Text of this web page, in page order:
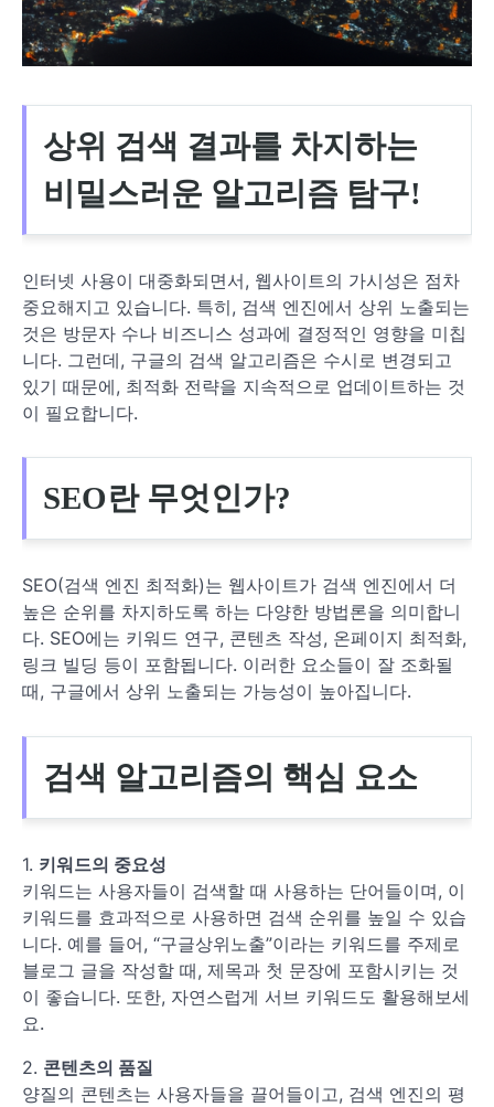
상위 검색 결과를 차지하는
비밀스러운 알고리즘 탐구!
인터넷 사용이 대중화되면서, 웹사이트의 가시성은 점차
중요해지고 있습니다. 특히, 검색 엔진에서 상위 노출되는
것은 방문자 수나 비즈니스 성과에 결정적인 영향을 미칩
니다. 그런데, 구글의 검색 알고리즘은 수시로 변경되고
있기 때문에, 최적화 전략을 지속적으로 업데이트하는 것
이 필요합니다.
SEO란 무엇인가?
SEO(검색 엔진 최적화)는 웹사이트가 검색 엔진에서 더
높은 순위를 차지하도록 하는 다양한 방법론을 의미합니
다. SEO에는 키워드 연구, 콘텐츠 작성, 온페이지 최적화,
링크 빌딩 등이 포함됩니다. 이러한 요소들이 잘 조화될
때, 구글에서 상위 노출되는 가능성이 높아집니다.
검색 알고리즘의 핵심 요소
1. 키워드의 중요성
키워드는 사용자들이 검색할 때 사용하는 단어들이며, 이
키워드를 효과적으로 사용하면 검색 순위를 높일 수 있습
니다. 예를 들어, “구글상위노출”이라는 키워드를 주제로
블로그 글을 작성할 때, 제목과 첫 문장에 포함시키는 것
이 좋습니다. 또한, 자연스럽게 서브 키워드도 활용해보세
요.
2. 콘텐츠의 품질
양질의 콘텐츠는 사용자들을 끌어들이고, 검색 엔진의 평